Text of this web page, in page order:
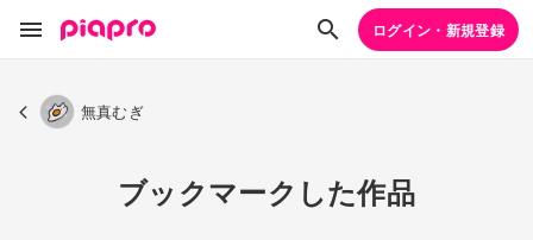
ログイン・新規登録
無真むぎ
ブックマークした作品